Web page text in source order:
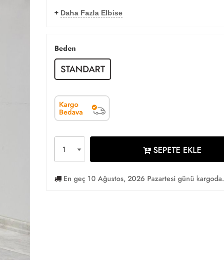
+ Daha Fazla Elbise
Beden
STANDART
SEPETE EKLE
En geç 10 Ağustos, 2026 Pazartesi günü kargoda.